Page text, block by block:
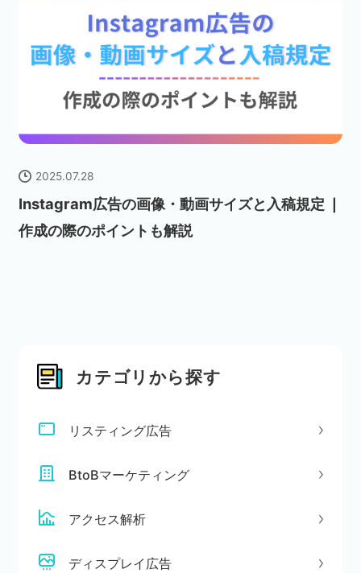
2025.07.28
Instagram広告の画像・動画サイズと入稿規定 ❘
作成の際のポイントも解説
カテゴリから探す
リスティング広告
BtoBマーケティング
アクセス解析
ディスプレイ広告